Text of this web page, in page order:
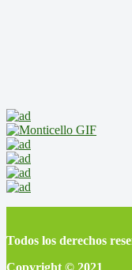
Todos los derechos